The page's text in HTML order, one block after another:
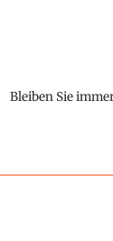
Bleiben Sie